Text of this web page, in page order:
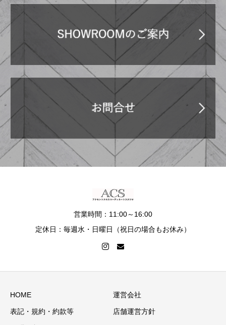
営業時間：11:00～16:00
定休日：毎週水・日曜日（祝日の場合もお休み）
HOME 運営会社
表記・規約・約款等 店舗運営方針